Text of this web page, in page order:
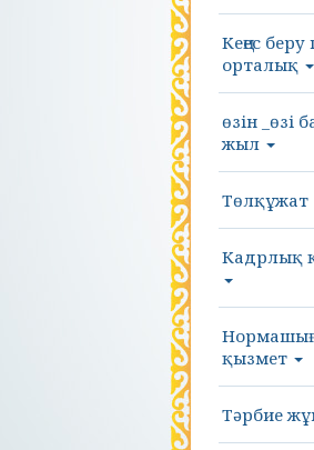
Кеңес
орталық
өзін _өзі
жыл
Төлқұжат
Кадрлық
қызмет
Тәрбие